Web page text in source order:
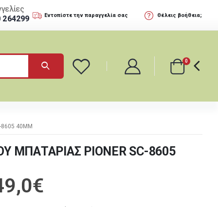
264299
Εντοπίστε την παραγγελία σας Θέλεις βοήθεια;
0
40MM
ΜΠΑΤΑΡΙΑΣ PIONER SC-8605
€